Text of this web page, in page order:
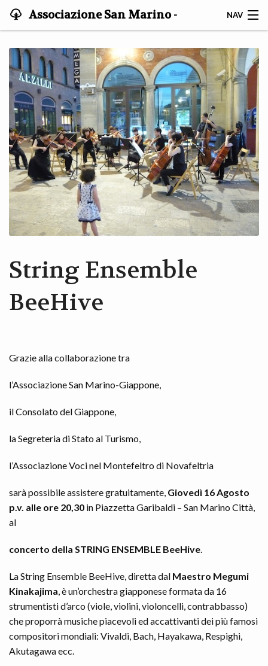
Associazione San Marino -
Giappone
NAV
STATUTO
NOTIZIE
GRUPPO DI STUDIO
ISCRIVITI
String Ensemble
BeeHive
Grazie alla collaborazione tra
l’Associazione San Marino-Giappone,
il Consolato del Giappone,
la Segreteria di Stato al Turismo,
l’Associazione Voci nel Montefeltro di Novafeltria
sarà possibile assistere gratuitamente, Giovedì 16 Agosto
p.v. alle ore 20,30 in Piazzetta Garibaldi – San Marino Città,
al
concerto della STRING ENSEMBLE BeeHive
La String Ensemble BeeHive, diretta dal Maestro Megumi
Kinakajima , è un’orchestra giapponese formata da 16
strumentisti d’arco (viole, violini, violoncelli, contrabbasso)
che proporrà musiche piacevoli ed accattivanti dei più famosi
compositori mondiali: Vivaldi, Bach, Hayakawa, Respighi,
Akutagawa ecc.